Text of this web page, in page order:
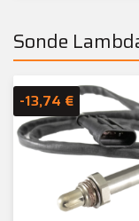
Sonde
-13,74 €